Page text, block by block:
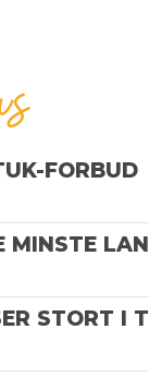
FORBUD
MINSTE
STORT I